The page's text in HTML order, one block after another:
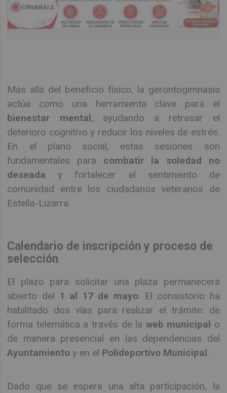
Más allá del beneficio físico, la gerontogimnasia
actúa como una herramienta clave para el
bienestar mental, ayudando a retrasar el
deterioro cognitivo y reducir los niveles de estrés.
En el plano social, estas sesiones son
fundamentales para combatir la soledad no
deseada y fortalecer el sentimiento de
comunidad entre los ciudadanos veteranos de
Estella-Lizarra.
Calendario de inscripción y proceso de
selección
El plazo para solicitar una plaza permanecerá
abierto del 1 al 17 de mayo. El consistorio ha
habilitado dos vías para realizar el trámite: de
forma telemática a través de la web municipal o
de manera presencial en las dependencias del
Ayuntamiento y en el Polideportivo Municipal.
Dado que se espera una alta participación, la